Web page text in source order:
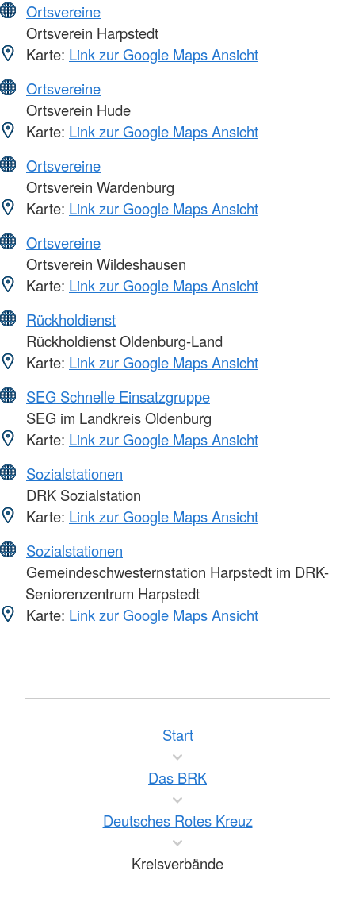
Ortsvereine
Ortsverein Harpstedt
Karte: Link zur Google Maps Ansicht
Ortsvereine
Ortsverein Hude
Karte: Link zur Google Maps Ansicht
Ortsvereine
Ortsverein Wardenburg
Karte: Link zur Google Maps Ansicht
Ortsvereine
Ortsverein Wildeshausen
Karte: Link zur Google Maps Ansicht
Rückholdienst
Rückholdienst Oldenburg-Land
Karte: Link zur Google Maps Ansicht
SEG Schnelle Einsatzgruppe
SEG im Landkreis Oldenburg
Karte: Link zur Google Maps Ansicht
Sozialstationen
DRK Sozialstation
Karte: Link zur Google Maps Ansicht
Sozialstationen
Gemeindeschwesternstation Harpstedt im DRK-
Seniorenzentrum Harpstedt
Karte: Link zur Google Maps Ansicht
Start
Das BRK
Deutsches Rotes Kreuz
Kreisverbände